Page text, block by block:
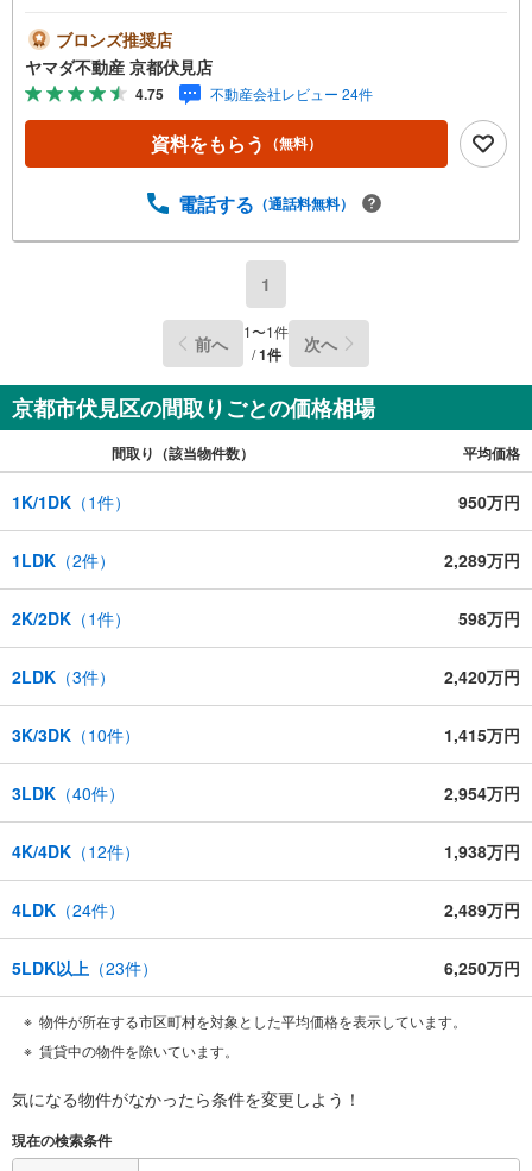
ブロンズ推奨店
ヤマダ不動産 京都伏見店
4.75 不動産会社レビュー 24件
資料をもらう （無料）
電話する （通話料無料）
1
前へ 1〜1件
/1件 次へ
京都市伏見区の間取りごとの価格相場
間取り（該当物件数） 平均価格
1K/1DK （1件） 950万円
1LDK （2件） 2,289万円
2K/2DK （1件） 598万円
2LDK （3件） 2,420万円
3K/3DK （10件） 1,415万円
3LDK （40件） 2,954万円
4K/4DK （12件） 1,938万円
4LDK （24件） 2,489万円
5LDK以上 （23件） 6,250万円
物件が所在する市区町村を対象とした平均価格を表示しています。
賃貸中の物件を除いています。
気になる物件がなかったら条件を変更しよう！
現在の検索条件